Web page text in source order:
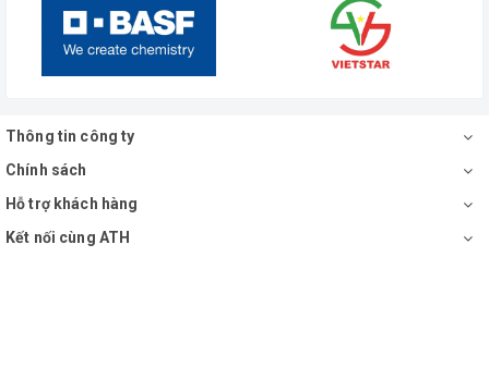
Thông tin công ty
Chính sách
Hỗ trợ khách hàng
Kết nối cùng ATH